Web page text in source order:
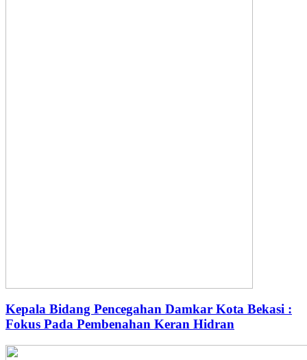
Kepala Bidang Pencegahan Damkar Kota Bekasi :
Fokus Pada Pembenahan Keran Hidran